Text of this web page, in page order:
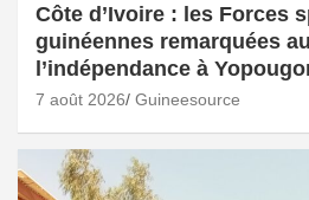
Côte d’Ivoire : les Forces
guinéennes remarquées
l’indépendance à
7 août 2026 Guineesource